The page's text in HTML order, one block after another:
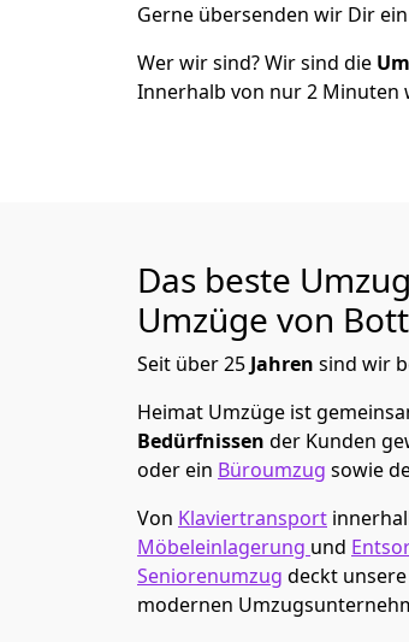
Gerne übersenden wir Dir
Wer wir sind? Wir sind die
Innerhalb von nur2 Minuten
Das beste
Umzüge von
Seit über25 Jahren sind wir
Heimat Umzüge ist
Bedürfnissen der Kunden
oder ein Büroumzug sowie
Von Klaviertransport
Möbeleinlagerung und
Seniorenumzug deckt
modernen